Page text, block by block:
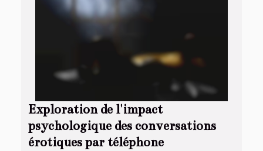
Exploration de l'impact
psychologique des conversations
érotiques par téléphone